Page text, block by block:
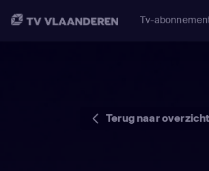
Tv-
Terug naar overzicht